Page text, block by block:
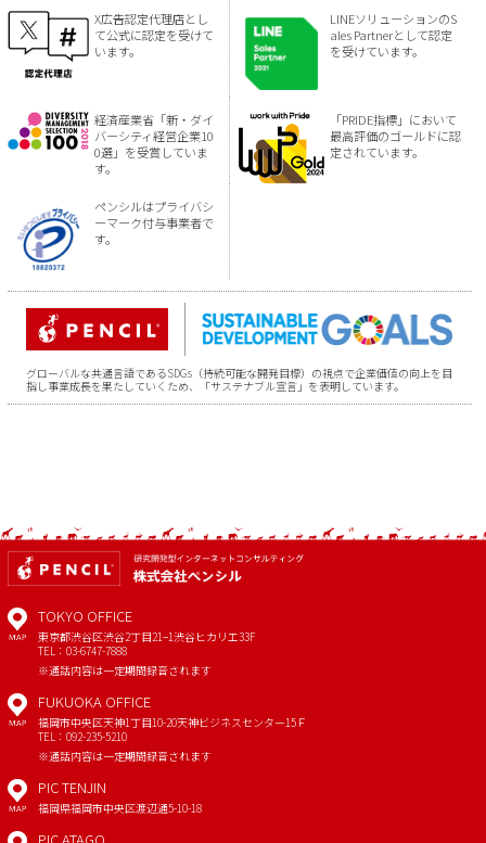
X広告認定代理店とし
て公式に認定を受けて
います。
LINEソリューションのS
ales Partnerとして認定
を受けています。
経済産業省「新・ダイ
バーシティ経営企業10
0選」を受賞していま
す。
「PRIDE指標」において
最高評価のゴールドに認
定されています。
ペンシルはプライバシ
ーマーク付与事業者で
す。
グローバルな共通言語であるSDGs（持続可能な開発目標）の視点で企業価値の向上を目
指し事業成長を果たしていくため、「サステナブル宣言」を表明しています。
MAP
TOKYO OFFICE
東京都渋谷区渋谷2丁目21−1渋谷ヒカリエ33F
TEL：03-6747-7888
※通話内容は一定期間録音されます
MAP
FUKUOKA OFFICE
福岡市中央区天神1丁目10-20天神ビジネスセンター15Ｆ
TEL：092-235-5210
※通話内容は一定期間録音されます
MAP
PIC TENJIN
福岡県福岡市中央区渡辺通5-10-18